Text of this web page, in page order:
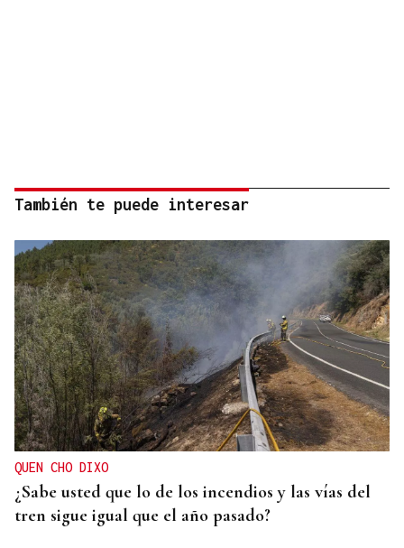
También te puede interesar
QUEN CHO DIXO
¿Sabe usted que lo de los incendios y las vías del
tren sigue igual que el año pasado?